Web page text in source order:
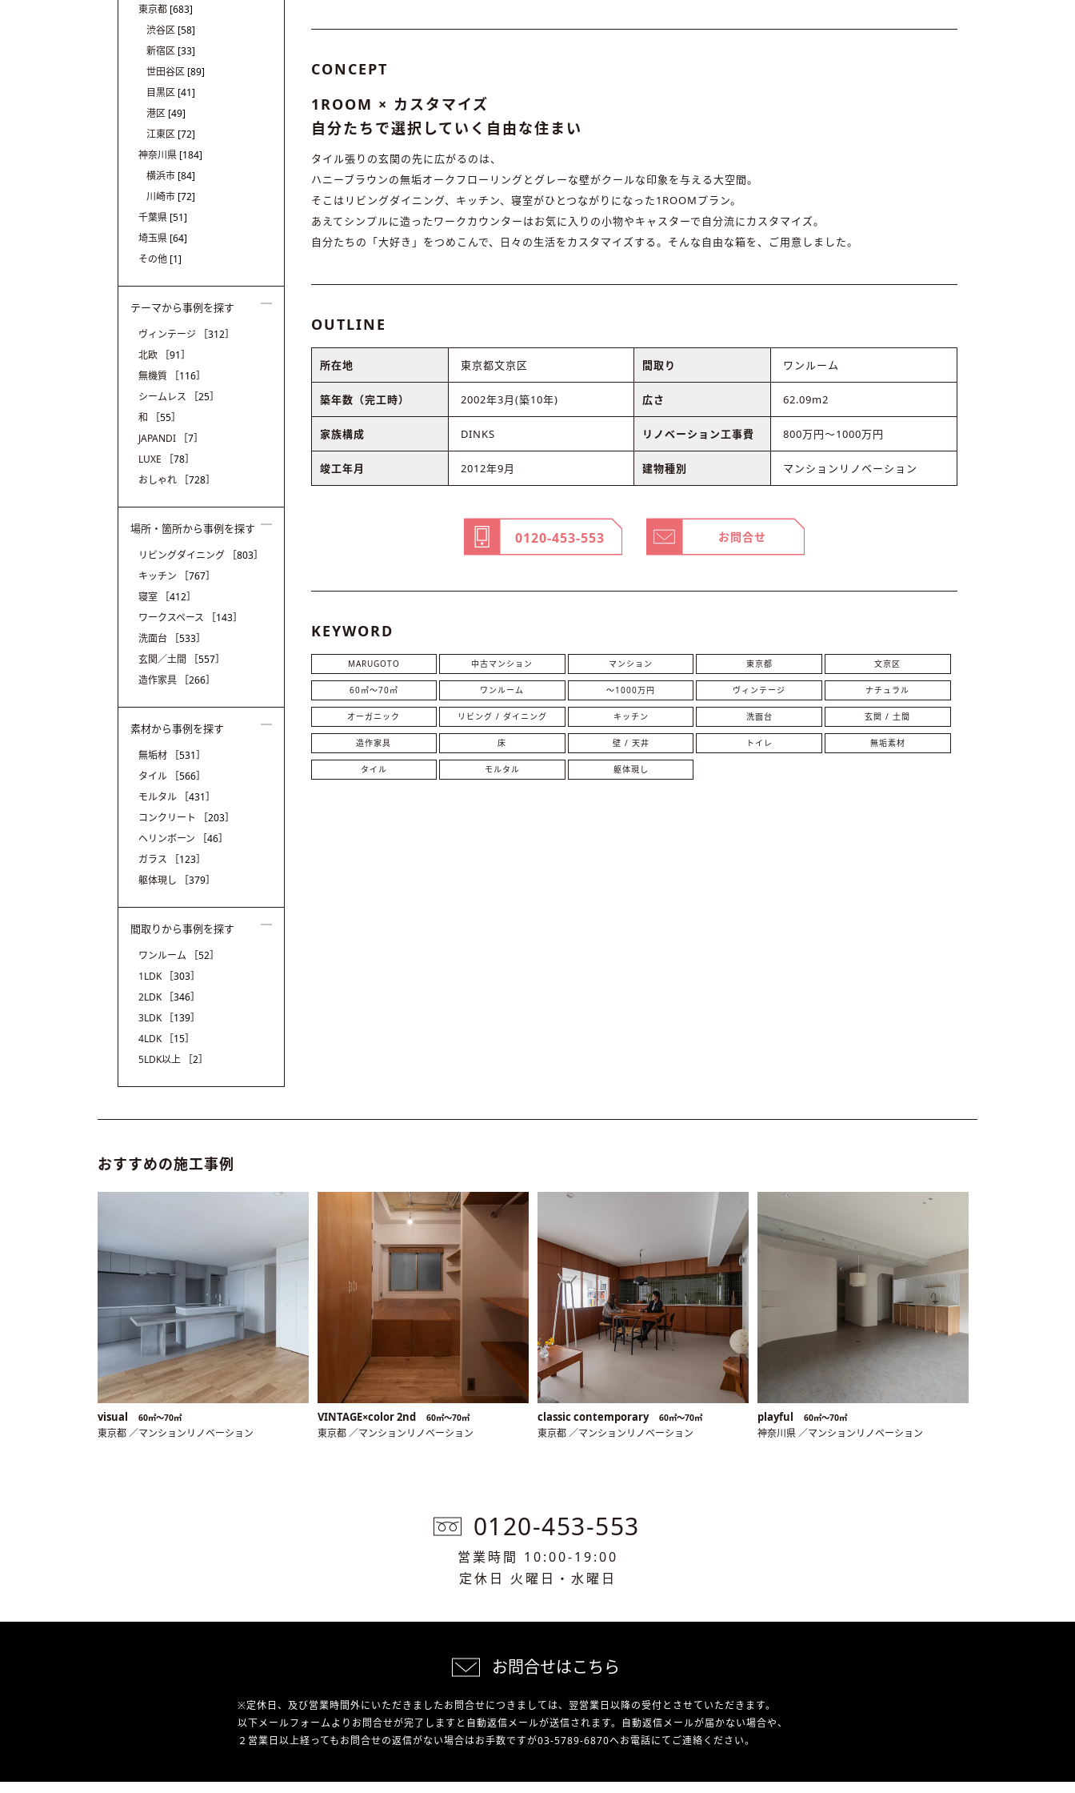
CONCEPT
1ROOM × カスタマイズ
自分たちで選択していく自由な住まい
タイル張りの玄関の先に広がるのは、
ハニーブラウンの無垢オークフローリングとグレーな壁がクールな印象を与える大空間。
そこはリビングダイニング、キッチン、寝室がひとつながりになった1ROOMプラン。
あえてシンプルに造ったワークカウンターはお気に入りの小物やキャスターで自分流にカスタマイズ。
自分たちの「大好き」をつめこんで、日々の生活をカスタマイズする。そんな自由な箱を、ご用意しました。
OUTLINE
所在地 東京都文京区 間取り ワンルーム
築年数（完工時） 2002年3月(築10年) 広さ 62.09m2
家族構成 DINKS リノベーション工事費 800万円～1000万円
竣工年月 2012年9月 建物種別 マンションリノベーション
0120-453-553 お問合せ
KEYWORD
MARUGOTO 中古マンション マンション 東京都 文京区
60㎡〜70㎡ ワンルーム 〜1000万円 ヴィンテージ ナチュラル
オーガニック リビング / ダイニング キッチン 洗面台 玄関 / 土間
造作家具 床 壁 / 天井 トイレ 無垢素材
タイル モルタル 躯体現し
東京都 [683]
渋谷区 [58]
新宿区 [33]
世田谷区 [89]
目黒区 [41]
港区 [49]
江東区 [72]
神奈川県 [184]
横浜市 [84]
川崎市 [72]
千葉県 [51]
埼玉県 [64]
その他 [1]
テーマから事例を探す
ヴィンテージ
［312］
北欧
［91］
無機質
［116］
シームレス
［25］
和
［55］
JAPANDI
［7］
LUXE
［78］
おしゃれ
［728］
場所・箇所から事例を探す
リビングダイニング
［803］
キッチン
［767］
寝室
［412］
ワークスペース
［143］
洗面台
［533］
玄関／土間
［557］
造作家具
［266］
素材から事例を探す
無垢材
［531］
タイル
［566］
モルタル
［431］
コンクリート
［203］
ヘリンボーン
［46］
ガラス
［123］
躯体現し
［379］
間取りから事例を探す
ワンルーム
［52］
1LDK
［303］
2LDK
［346］
3LDK
［139］
4LDK
［15］
5LDK以上
［2］
おすすめの施工事例
visual 60㎡〜70㎡
東京都 ／マンションリノベーション
VINTAGE×color 2nd 60㎡〜70㎡
東京都 ／マンションリノベーション
classic contemporary 60㎡〜70㎡
東京都 ／マンションリノベーション
playful 60㎡〜70㎡
神奈川県 ／マンションリノベーション
0120-453-553
営業時間 10:00-19:00
定休日 火曜日・水曜日
お問合せはこちら
※定休日、及び営業時間外にいただきましたお問合せにつきましては、翌営業日以降の受付とさせていただきます。
以下メールフォームよりお問合せが完了しますと自動返信メールが送信されます。自動返信メールが届かない場合や、
２営業日以上経ってもお問合せの返信がない場合はお手数ですが03-5789-6870へお電話にてご連絡ください。